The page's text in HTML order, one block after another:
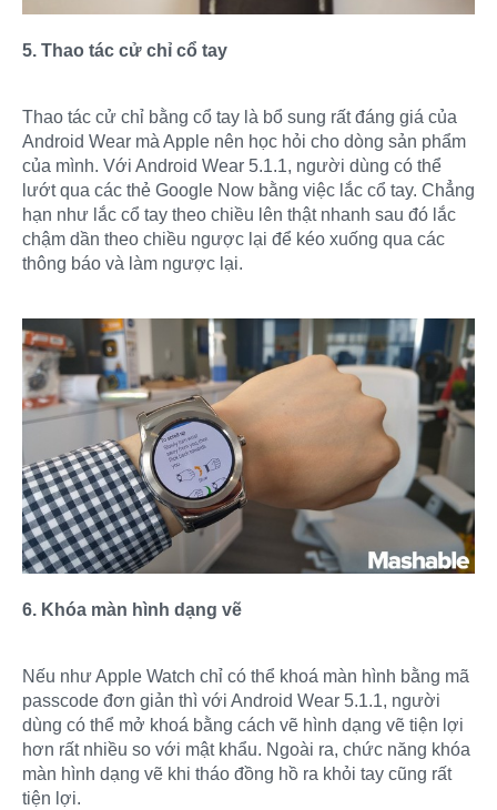
5. Thao tác cử chỉ cổ tay
Thao tác cử chỉ bằng cổ tay là bổ sung rất đáng giá của
Android Wear mà Apple nên học hỏi cho dòng sản phẩm
của mình. Với Android Wear 5.1.1, người dùng có thể
lướt qua các thẻ Google Now bằng việc lắc cổ tay. Chẳng
hạn như lắc cổ tay theo chiều lên thật nhanh sau đó lắc
chậm dần theo chiều ngược lại để kéo xuống qua các
thông báo và làm ngược lại.
6. Khóa màn hình dạng vẽ
Nếu như Apple Watch chỉ có thể khoá màn hình bằng mã
passcode đơn giản thì với Android Wear 5.1.1, người
dùng có thể mở khoá bằng cách vẽ hình dạng vẽ tiện lợi
hơn rất nhiều so với mật khẩu. Ngoài ra, chức năng khóa
màn hình dạng vẽ khi tháo đồng hồ ra khỏi tay cũng rất
tiện lợi.